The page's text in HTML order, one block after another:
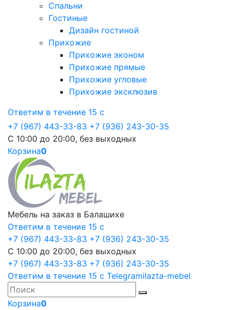
Спальни
Гостиные
Дизайн гостиной
Прихожие
Прихожие эконом
Прихожие прямые
Прихожие угловые
Прихожие эксклюзив
Ответим в течение 15 с
+7 (967) 443-33-83 +7 (936) 243-30-35
С 10:00 до 20:00, без выходных
Корзина0
Мебель на заказ в Балашихе
Ответим в течение 15 с
+7 (967) 443-33-83 +7 (936) 243-30-35
С 10:00 до 20:00, без выходных
+7 (967) 443-33-83 +7 (936) 243-30-35
Ответим в течение 15 с Telegramilazta-mebel
Корзина0